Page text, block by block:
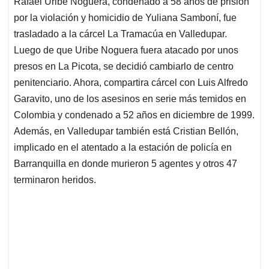
s
A
p
p
b
o
o
k
e
d
I
n
l
a
d
s
por la violación y homicidio de Yuliana Samboní, fue
trasladado a la cárcel La Tramacúa en Valledupar.
Luego de que Uribe Noguera fuera atacado por unos
presos en La Picota, se decidió cambiarlo de centro
penitenciario. Ahora, compartira cárcel con Luis Alfredo
Garavito, uno de los asesinos en serie más temidos en
Colombia y condenado a 52 años en diciembre de 1999.
Además, en Valledupar también está Cristian Bellón,
implicado en el atentado a la estación de policía en
Barranquilla en donde murieron 5 agentes y otros 47
terminaron heridos.